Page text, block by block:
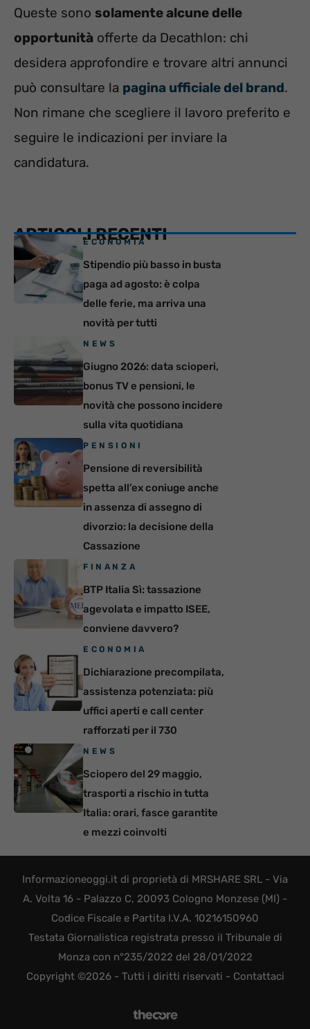
Queste sono solamente alcune delle
opportunità offerte da Decathlon: chi
desidera approfondire e trovare altri annunci
può consultare la pagina ufficiale del brand.
Non rimane che scegliere il lavoro preferito e
seguire le indicazioni per inviare la
candidatura.
ARTICOLI RECENTI
ECONOMIA
Stipendio più basso in busta
paga ad agosto: è colpa
delle ferie, ma arriva una
novità per tutti
NEWS
Giugno 2026: data scioperi,
bonus TV e pensioni, le
novità che possono incidere
sulla vita quotidiana
PENSIONI
Pensione di reversibilità
spetta all’ex coniuge anche
in assenza di assegno di
divorzio: la decisione della
Cassazione
FINANZA
BTP Italia Sì: tassazione
agevolata e impatto ISEE,
conviene davvero?
ECONOMIA
Dichiarazione precompilata,
assistenza potenziata: più
uffici aperti e call center
rafforzati per il 730
NEWS
Sciopero del 29 maggio,
trasporti a rischio in tutta
Italia: orari, fasce garantite
e mezzi coinvolti
Informazioneoggi.it di proprietà di MRSHARE SRL - Via
A. Volta 16 - Palazzo C, 20093 Cologno Monzese (MI) -
Codice Fiscale e Partita I.V.A. 10216150960
Testata Giornalistica registrata presso il Tribunale di
Monza con n°235/2022 del 28/01/2022
Copyright ©2026 - Tutti i diritti riservati - Contattaci